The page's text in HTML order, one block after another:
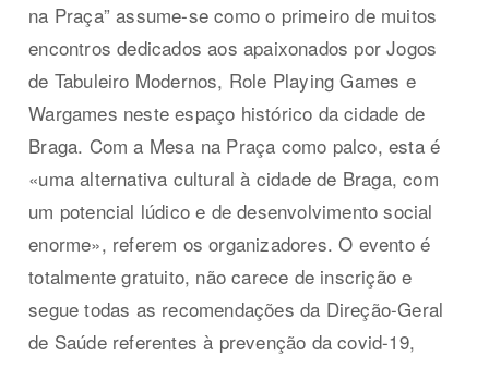
na Praça” assume-se como o primeiro de muitos
encontros dedicados aos apaixonados por Jogos
de Tabuleiro Modernos, Role Playing Games e
Wargames neste espaço histórico da cidade de
Braga. Com a Mesa na Praça como palco, esta é
«uma alternativa cultural à cidade de Braga, com
um potencial lúdico e de desenvolvimento social
enorme», referem os organizadores. O evento é
totalmente gratuito, não carece de inscrição e
segue todas as recomendações da Direção-Geral
de Saúde referentes à prevenção da covid-19,